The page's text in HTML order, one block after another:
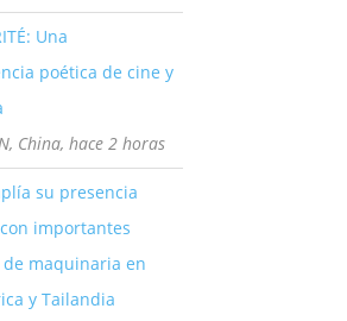
Una
poética de cine y
China, hace 2 horas
su presencia
importantes
maquinaria en
y Tailandia